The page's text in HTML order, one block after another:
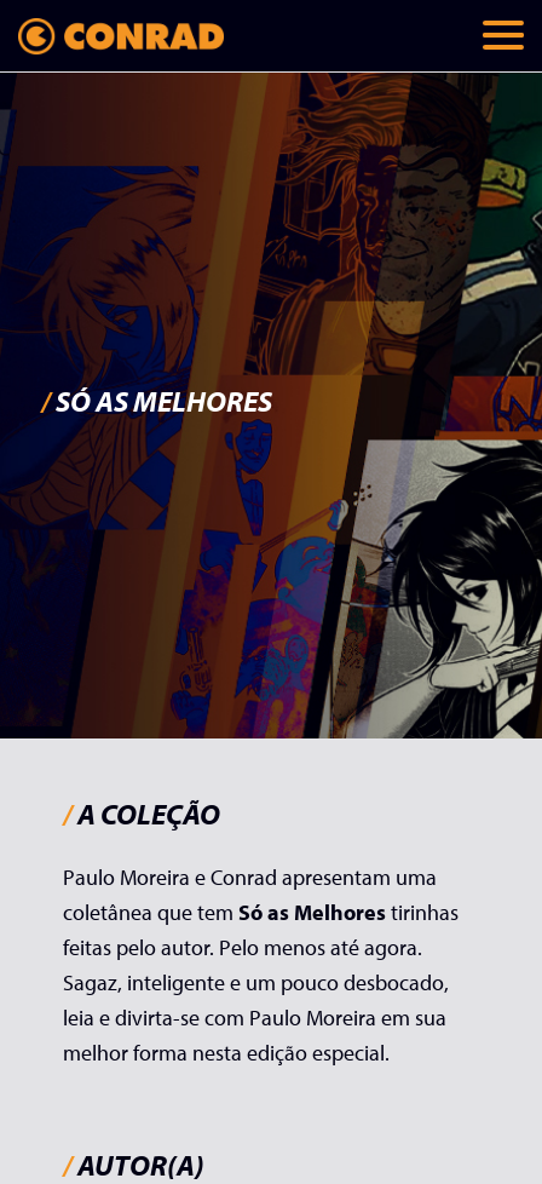
/SÓ AS MELHORES
/A COLEÇÃO
Paulo Moreira e Conrad apresentam uma
coletânea que tem Só as Melhorestirinhas
feitas pelo autor. Pelo menos até agora.
Sagaz, inteligente e um pouco desbocado,
leia e divirta-se com Paulo Moreira em sua
melhor forma nesta edição especial.
/AUTOR(A)